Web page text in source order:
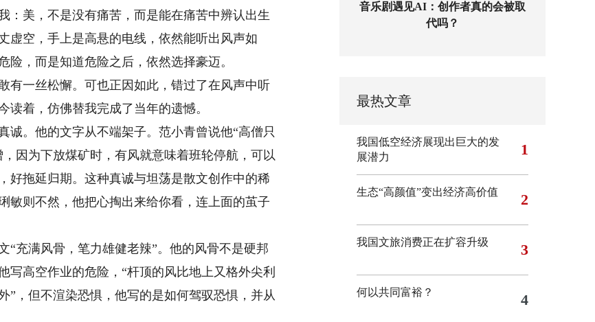
：美，不是没有痛苦，而是能在痛苦中辨认出生
虚空，手上是高悬的电线，依然能听出风声如
，而是知道危险之后，依然选择豪迈。
一丝松懈。可也正因如此，错过了在风声中听
读着，仿佛替我完成了当年的遗憾。
。他的文字从不端架子。范小青曾说他“高僧只
因为下放煤矿时，有风就意味着班轮停航，可以
好拖延归期。这种真诚与坦荡是散文创作中的稀
敏则不然，他把心掏出来给你看，连上面的茧子
满风骨，笔力雄健老辣”。他的风骨不是硬邦
高空作业的危险，“杆顶的风比地上又格外尖利
”，但不渲染恐惧，他写的是如何驾驭恐惧，并从
音乐剧遇见AI：创作者真的会被取
代吗？
最热文章
我国低空经济展现出巨大的发
展潜力
1
生态“高颜值”变出经济高价值 2
我国文旅消费正在扩容升级 3
何以共同富裕？ 4